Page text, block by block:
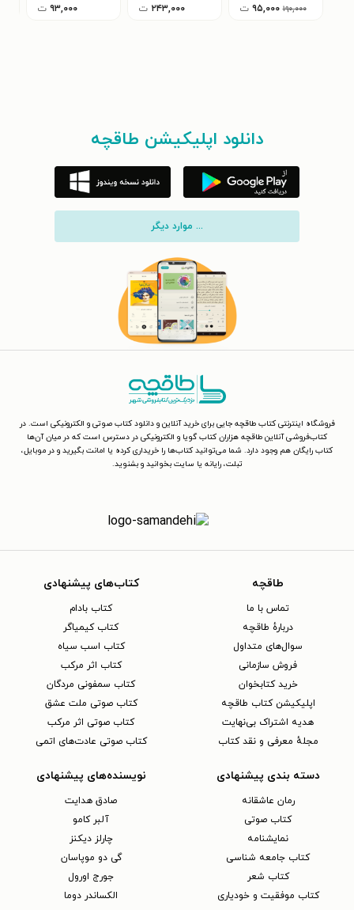
۱۹۰,۰۰۰ ۹۵,۰۰۰ ت ۲۴۳,۰۰۰ ت ۹۳,۰۰۰ ت
دانلود اپلیکیشن طاقچه
... موارد دیگر
فروشگاه اینترنتی کتاب طاقچه جایی برای خرید آنلاین و دانلود کتاب صوتی و الکترونیکی است. در
کتاب‌فروشی آنلاین طاقچه هزاران کتاب گویا و الکترونیکی در دسترس است که در میان آن‌ها
کتاب رایگان هم وجود دارد. شما می‌توانید کتاب‌ها را خریداری کرده یا امانت بگیرید و در موبایل،
تبلت، رایانه یا سایت بخوانید و بشنوید.
طاقچه
تماس با ما
دربارهٔ طاقچه
سوال‌های متداول
فروش سازمانی
خرید کتابخوان
اپلیکیشن کتاب طاقچه
هدیه اشتراک بی‌نهایت
مجلهٔ معرفی و نقد کتاب
کتاب‌های پیشنهادی
کتاب بادام
کتاب کیمیاگر
کتاب اسب سیاه
کتاب اثر مرکب
کتاب سمفونی مردگان
کتاب صوتی ملت عشق
کتاب صوتی اثر مرکب
کتاب صوتی عادت‌های اتمی
دسته بندی پیشنهادی
رمان عاشقانه
کتاب‌ صوتی
نمایشنامه
کتاب جامعه شناسی
کتاب شعر
کتاب موفقیت و خودیاری
نویسنده‌های پیشنهادی
صادق هدایت
آلبر کامو
چارلز دیکنز
گی دو موپاسان
جورج اورول
الکساندر دوما